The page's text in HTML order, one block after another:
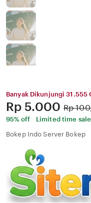
Banyak Dikunjungi 31.555
Price:
Rp 5.000 Original
Price:
Rp
95% off
Limited time sale
Bokep Indo Server Bokep